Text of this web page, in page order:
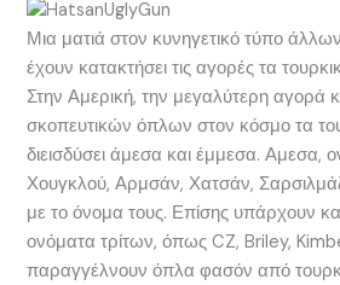
Μια ματιά στον κυνηγετικό τύπο
έχουν κατακτήσει τις αγορές τα
Στην Αμερική, την μεγαλύτερη αγορά
σκοπευτικών όπλων στον κόσμο τα
διεισδύσει άμεσα και έμμεσα. Αμεσα,
Χουγκλού, Αρμσάν, Χατσάν,
με το όνομα τους. Επίσης υπάρχουν
ονόματα τρίτων, όπως CZ, Briley,
παραγγέλνουν όπλα φασόν από